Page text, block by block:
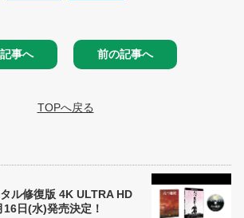
事へ 前の記事へ
TOPへ戻る
ル修復版 4K ULTRA HD
日(水)発売決定！